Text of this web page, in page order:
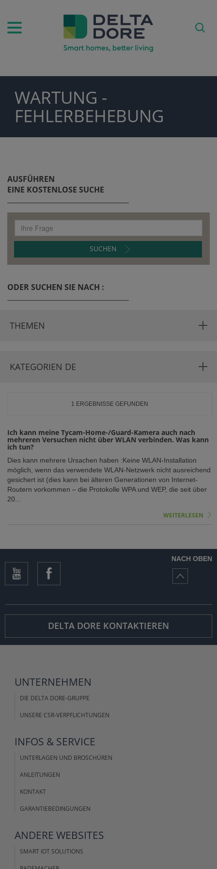
WARTUNG -
FEHLERBEHEBUNG
AUSFÜHREN
EINE KOSTENLOSE SUCHE
SUCHEN
ODER SUCHEN SIE NACH :
THEMEN
KATEGORIEN DE
1 ERGEBNISSE GEFUNDEN
Ich kann meine Tycam-Home-/Guard-Kamera auch nach
mehreren Versuchen nicht über WLAN verbinden. Was kann
ich tun?
Dies kann mehrere Ursachen haben :Keine WLAN-Installation
möglich, wenn das verwendete WLAN-Netzwerk nicht ausreichend
gesichert ist (dies kann bei älteren Generationen von Internet-
Routern vorkommen – die Protokolle WPA und WEP, die seit über
20...
WEITERLESEN
NACH OBEN
DELTA DORE KONTAKTIEREN
UNTERNEHMEN
DIE DELTA DORE-GRUPPE
UNSERE CSR-VERPFLICHTUNGEN
INFOS & SERVICE
UNTERLAGEN UND BROSCHÜREN
ANLEITUNGEN
KONTAKT
GARANTIEBEDINGUNGEN
ANDERE WEBSITES
SMART IOT SOLUTIONS